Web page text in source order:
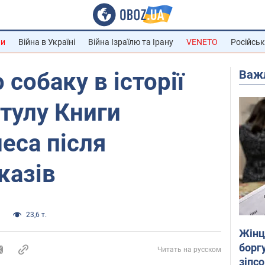
Війна в Україні Війна Ізраїлю та Ірану VENETO
в історії
Книги
після
23,6 т.
Читать на русском